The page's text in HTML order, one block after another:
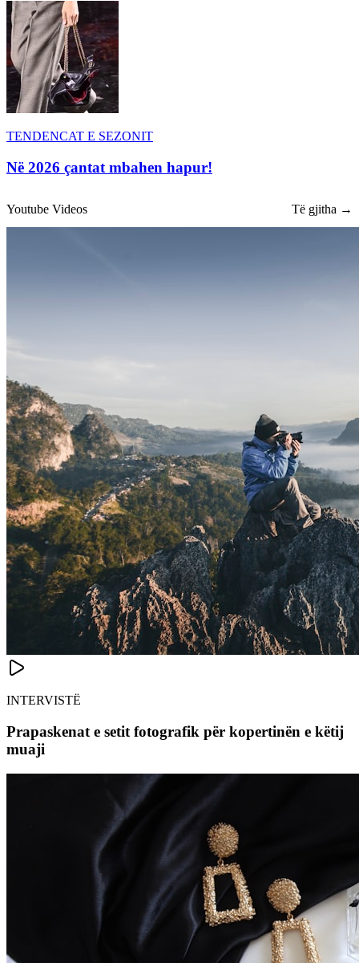
TENDENCAT E SEZONIT
Në 2026 çantat mbahen hapur!
Youtube Videos Të gjitha →
INTERVISTË
Prapaskenat e setit fotografik për kopertinën e këtij
muaji